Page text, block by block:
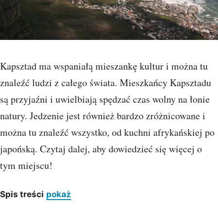
Kapsztad ma wspaniałą mieszankę kultur i można tu
znaleźć ludzi z całego świata. Mieszkańcy Kapsztadu
są przyjaźni i uwielbiają spędzać czas wolny na łonie
natury. Jedzenie jest również bardzo zróżnicowane i
można tu znaleźć wszystko, od kuchni afrykańskiej po
japońską. Czytaj dalej, aby dowiedzieć się więcej o
tym miejscu!
Spis treści pokaż